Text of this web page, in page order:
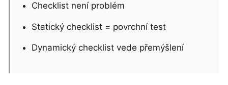
Checklist není problém
Statický checklist = povrchní test
Dynamický checklist vede přemýšlení